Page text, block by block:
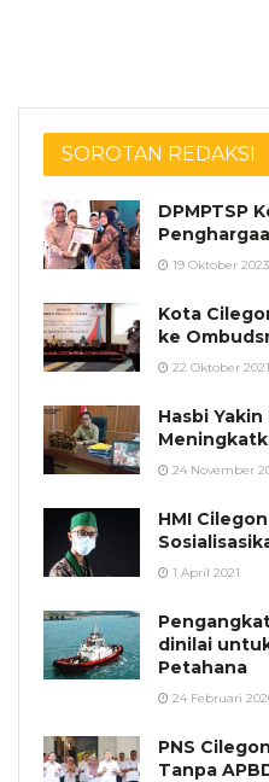
SOROTAN REDAKSI
DPMPTSP
19 Oktober 2023
Kota
ke
22 Oktober 2021
Hasbi
24 November
HMI
1 April 2021
dinilai
Petahana
24 Februari
PNS
Tanpa